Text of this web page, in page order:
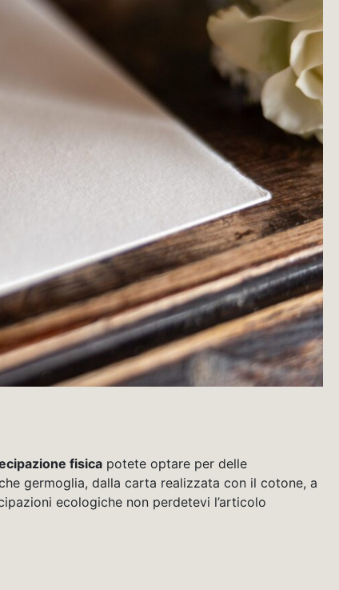
fisica potete optare per delle
germoglia, dalla carta realizzata con il cotone, a
ecologiche non perdetevi l’articolo